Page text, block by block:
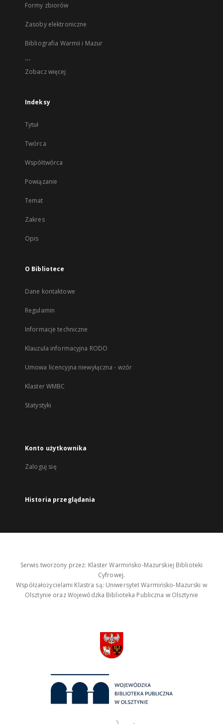
Formy zbiorów
Zasoby elektroniczne
Bibliografia Warmii i Mazur
...
Zobacz więcej
Indeksy
Tytuł
Twórca
Współtwórca
Powiązanie
Temat
Zakres
Opis
O Bibliotece
Dane kontaktowe
Regulamin
Informacje techniczne
Klauzula informacyjna RODO
Umowa licencyjna niewyłączna - wzór
Klaster WMBC
Statystyki
Konto użytkownika
Zaloguj się
Historia przeglądania
Serwis tworzony przez: Klaster Warmińsko-Mazurskiej Biblioteki
Cyfrowej.
Współzałożycielami Klastra są: Uniwersytet Warmińsko-Mazurski w
Olsztynie oraz Wojewódzka Biblioteka Publiczna w Olsztynie